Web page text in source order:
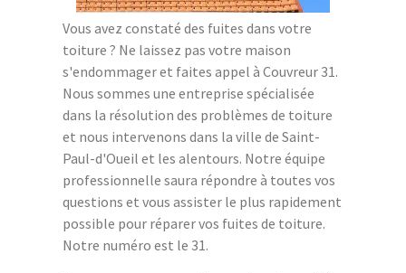
Vous avez constaté des fuites dans votre
toiture ? Ne laissez pas votre maison
s'endommager et faites appel à Couvreur 31.
Nous sommes une entreprise spécialisée
dans la résolution des problèmes de toiture
et nous intervenons dans la ville de Saint-
Paul-d'Oueil et les alentours. Notre équipe
professionnelle saura répondre à toutes vos
questions et vous assister le plus rapidement
possible pour réparer vos fuites de toiture.
Notre numéro est le 31.